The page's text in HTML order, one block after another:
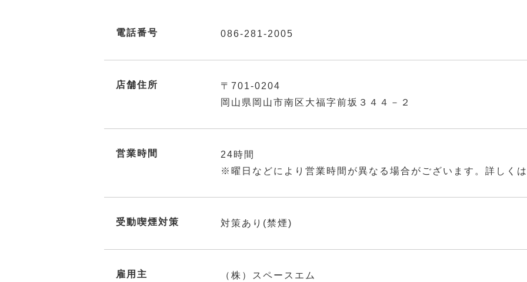
電話番号 086-281-2005
店舗住所
〒701-0204
岡山県岡山市南区大福字前坂３４４－２
営業時間
24時間
※曜日などにより営業時間が異なる場合がございます。詳しく
受動喫煙対策 対策あり(禁煙)
雇用主 （株）スペースエム